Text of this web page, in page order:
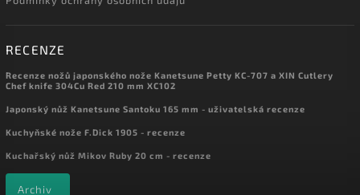
RECENZE
Recenze nožů japonského nože Kanetsune Petty KC-707 a XIN Cutlery
Chef knife 304Cu Red 210 mm XC102
Japonský nůž Kanetsune Santoku 165 mm - uživatelská recenze
Kuchyňské nože F.Dick 1905 - recenze
Kuchařský nůž Mikov Ruby 20 cm - recenze
Archiv